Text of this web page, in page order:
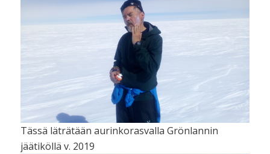
Tässä läträtään aurinkorasvalla Grönlannin
jäätiköllä v. 2019